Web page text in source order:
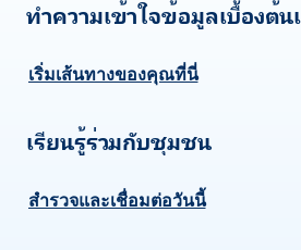
ทำความเข้าใจข้อมูลเบื้องต้น
เริ่มเส้นทางของคุณที่นี่
เรียนรู้ร่วมกับชุมชน
สำรวจและเชื่อมต่อวันนี้